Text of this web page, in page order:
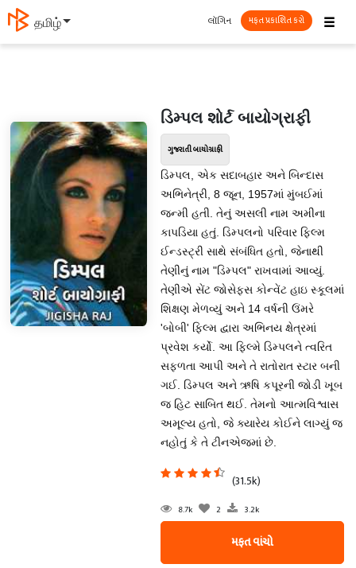
తెలుగు ☰
લૉગિન મફત પ્રકાશિત કરો
ડિમ્પલ શોર્ટ બાયોગ્રાફી
ગુજરાતી બાયોગ્રાફી
ડિમ્પલ, એક સદાબહાર અને બિન્દાસ
અભિનેત્રી, 8 જૂન, 1957માં મુંબઈમાં
જન્મી હતી. તેનું અસલી નામ અમીના
કાપડિયા હતું. ડિમ્પલનો પરિવાર ફિલ્મ
ઈન્ડસ્ટ્રી સાથે સંબંધિત હતો, જેનાથી
તેણીનું નામ "ડિમ્પલ" રાખવામાં આવ્યું.
તેણીએ સેંટ જોસેફસ કોન્વેંટ હાઇ સ્કૂલમાં
શિક્ષણ મેળવ્યું અને 14 વર્ષની ઉંમરે
'બોબી' ફિલ્મ દ્વારા અભિનય ક્ષેત્રમાં
પ્રવેશ કર્યો. આ ફિલ્મે ડિમ્પલને ત્વરિત
સફળતા આપી અને તે રાતોરાત સ્ટાર બની
ગઈ. ડિમ્પલ અને ઋષિ કપૂરની જોડી ખૂબ
જ હિટ સાબિત થઈ. તેમનો આત્મવિશ્વાસ
અમૂલ્ય હતો, જે ક્યારેય કોઈને લાગ્યું જ
નહોતું કે તે ટીનએજમાં છે.
(31.5k)
8.7k 2 3.2k
મફત વાંચો